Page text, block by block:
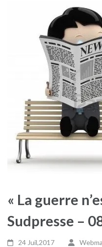
« La guerre
Sudpresse –
24 Juil,2017